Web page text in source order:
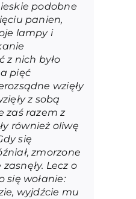
podobne
panien,
lampy i
z nich było
pięć
wzięły
z sobą
zaś razem z
również oliwę
się
zmorzone
Lecz o
się wołanie:
wyjdźcie mu